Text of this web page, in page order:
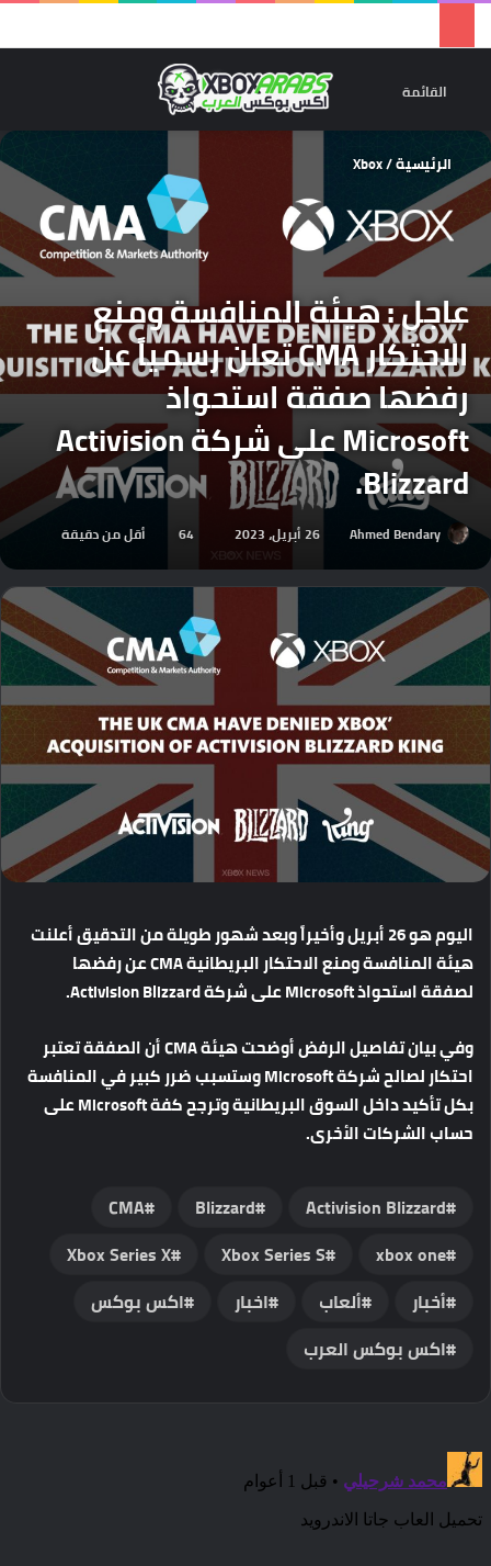
القائمة
الرئيسية/
Xbox
عاجل : هيئة المنافسة ومنع
الاحتكار CMA تعلن رسمياً عن
رفضها صفقة استحواذ
Microsoft على شركة Activision
Blizzard.
Ahmed Bendary 26 أبريل، 2023 64 أقل من دقيقة
اليومهو أبريلوأخيراًوبعدشهورطويلةمنالتدقيقأعلنت
هيئةالمنافسةومنعالاحتكارالبريطانية عنرفضها
لصفقةاستحواذMicrosoftعلىشركة
وفيبيانتفاصيلالرفضأوضحتهيئة أنالصفقةتعتبر
احتكارلصالحشركة وستسببضرركبيرفيالمنافسة
بكلتأكيدداخلالسوقالبريطانيةوترجحكفة
على
حسابالشركاتالأخرى.
Activision Blizzard
Blizzard
CMA
xbox one
Xbox Series S
Xbox Series X
أخبار
ألعاب اخبار
اكس بوكس
اكس بوكس العرب